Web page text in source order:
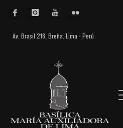
Av. Brasil 218. Breña. Lima - Perú